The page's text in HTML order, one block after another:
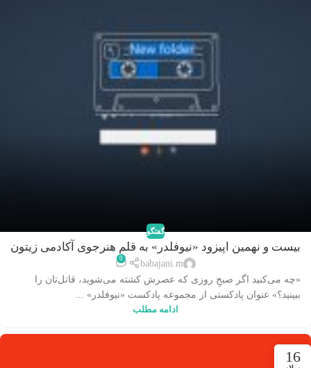
گفتگو
بیست و نهمین اپیزود «نیوفلدر» به قلم هنرجوی آکادمی زیتون
babajani.m
0
«چه می‌کنید اگر صبحِ روزی که عصرش کشته می‌شوید، قاتل‌تان را
ببینید؟» عنوان پادکستی از مجموعه پادکست «نیوفلدر» ...
ادامه مطلب
16